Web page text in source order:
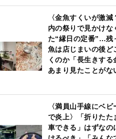
〈金魚すくいが激減
内の祭りで見かけな
た“縁日の定番”…残
魚は店じまいの後ど
くのか「長生きする
あまり見たことがな
〈満員山手線にベビ
で炎上〉「折りたた
車できる」はずなの